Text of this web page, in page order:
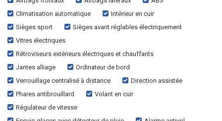
Climatisation automatique
Intérieur en cuir
Sièges sport
Sièges avant réglables électriquement
Vitres électriques
Rétroviseurs extérieurs électriques et chauffants
Jantes alliage
Ordinateur de bord
Verrouillage centralisé à distance
Direction assistée
Phares antibrouillard
Volant en cuir
Régulateur de vitesse